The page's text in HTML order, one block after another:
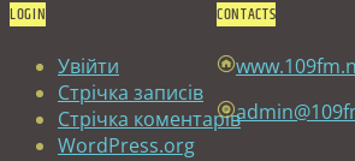
LOGIN
Увійти
Стрічка записів
Стрічка коментарів
WordPress.org
CONTACTS